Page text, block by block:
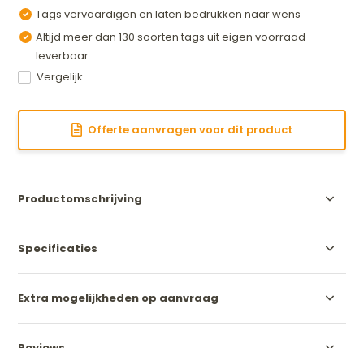
Tags vervaardigen en laten bedrukken naar wens
Altijd meer dan 130 soorten tags uit eigen voorraad
leverbaar
Vergelijk
Offerte aanvragen voor dit product
Productomschrijving
Specificaties
Extra mogelijkheden op aanvraag